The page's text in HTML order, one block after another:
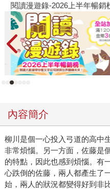
閱讀漫遊錄-2026上半年暢銷
內容簡介
柳川是個一心投入弓道的高中
非常煩惱。另一方面，佐藤是
的特點，因此也感到煩惱。有
心跌倒的佐藤，兩人都產生了
始，兩人的狀況都變得好到非